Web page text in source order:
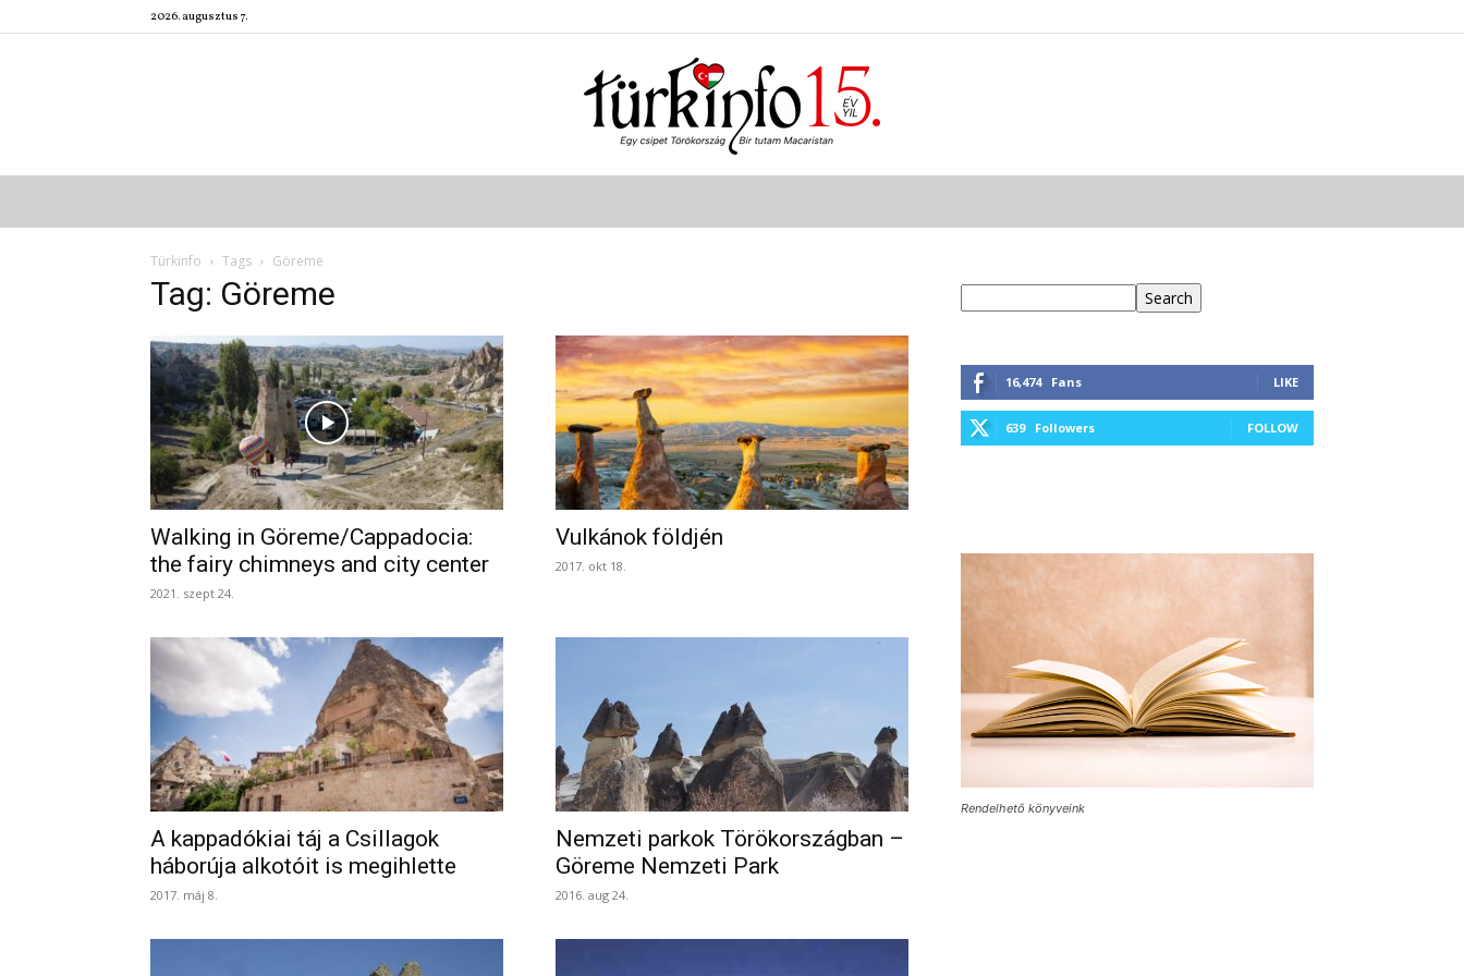
2026. augusztus 7.
Türkinfo
Türkinfo Tags Göreme
Tag: Göreme
Walking in Göreme/Cappadocia:
the fairy chimneys and city center
2021. szept 24.
Vulkánok földjén
2017. okt 18.
A kappadókiai táj a Csillagok
háborúja alkotóit is megihlette
2017. máj 8.
Nemzeti parkok Törökországban –
Göreme Nemzeti Park
2016. aug 24.
Search
16,474 Fans LIKE
639 Followers FOLLOW
Rendelhető könyveink